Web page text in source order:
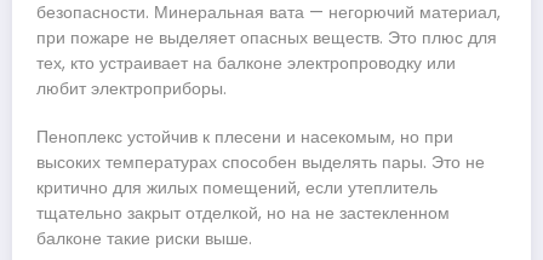
безопасности. Минеральная вата — негорючий материал,
при пожаре не выделяет опасных веществ. Это плюс для
тех, кто устраивает на балконе электропроводку или
любит электроприборы.
Пеноплекс устойчив к плесени и насекомым, но при
высоких температурах способен выделять пары. Это не
критично для жилых помещений, если утеплитель
тщательно закрыт отделкой, но на не застекленном
балконе такие риски выше.